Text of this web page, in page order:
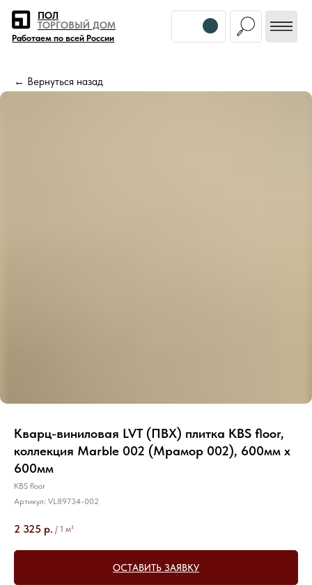
Работаем по всей России
ПОЛ
ТОРГОВЫЙ ДОМ
← Вернуться назад
Кварц-виниловая LVT (ПВХ) плитка KBS floor,
коллекция Marble 002 (Мрамор 002), 600мм х
600мм
KBS floor
Артикул: VL89734-002
2 325 р. / 1 м²
ОСТАВИТЬ ЗАЯВКУ